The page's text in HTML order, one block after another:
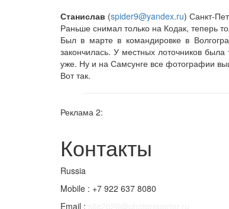
Станислав (spider9@yandex.ru) Санкт-
Раньше снимал только на Кодак, теперь
Был в марте в командировке в
закончилась. У местных лоточников
уже. Ну и на Самсунге все фотографии
Вот так.
Реклама 2:
Контакты
Russia
Mobile : +7 922 637 8080
Email :